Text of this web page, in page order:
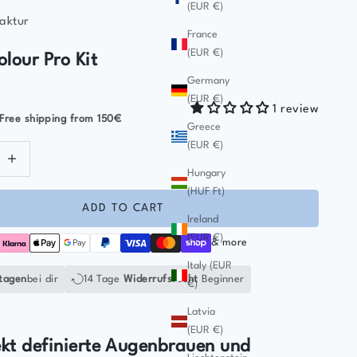
(EUR €)
France
(EUR €)
Germany
(EUR €)
Greece
(EUR €)
Hungary
(HUF Ft)
Ireland
(EUR €)
Italy (EUR
€)
Latvia
(EUR €)
Pro Kit
Free shippingfrom 150€
1 review
ADD TO CART
& more
bei dir 14 Tage Widerrufsrecht Beginner
definierte Augenbrauen und